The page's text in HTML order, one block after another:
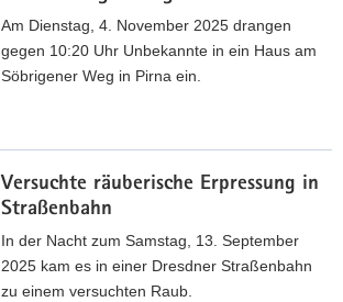
Am Dienstag, 4. November 2025 drangen
gegen 10:20 Uhr Unbekannte in ein Haus am
Söbrigener Weg in Pirna ein.
Versuchte räuberische Erpressung in
Straßenbahn
In der Nacht zum Samstag, 13. September
2025 kam es in einer Dresdner Straßenbahn
zu einem versuchten Raub.